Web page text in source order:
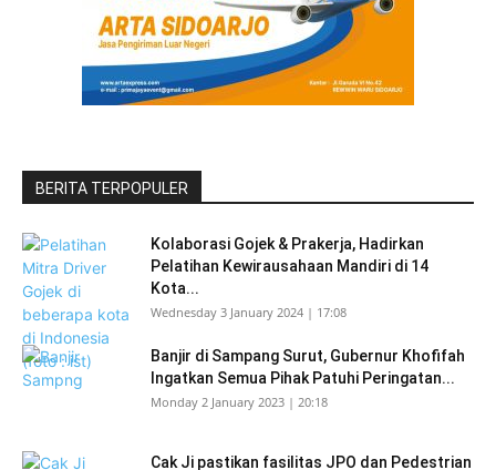
BERITA TERPOPULER
Kolaborasi Gojek & Prakerja, Hadirkan
Pelatihan Kewirausahaan Mandiri di 14
Kota...
Wednesday 3 January 2024 | 17:08
Banjir di Sampang Surut, Gubernur Khofifah
Ingatkan Semua Pihak Patuhi Peringatan...
Monday 2 January 2023 | 20:18
Cak Ji pastikan fasilitas JPO dan Pedestrian